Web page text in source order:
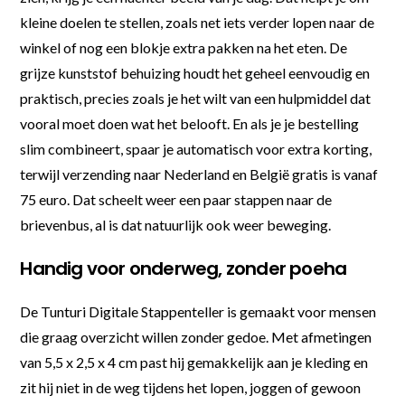
kleine doelen te stellen, zoals net iets verder lopen naar de
winkel of nog een blokje extra pakken na het eten. De
grijze kunststof behuizing houdt het geheel eenvoudig en
praktisch, precies zoals je het wilt van een hulpmiddel dat
vooral moet doen wat het belooft. En als je je bestelling
slim combineert, spaar je automatisch voor extra korting,
terwijl verzending naar Nederland en België gratis is vanaf
75 euro. Dat scheelt weer een paar stappen naar de
brievenbus, al is dat natuurlijk ook weer beweging.
Handig voor onderweg, zonder poeha
De Tunturi Digitale Stappenteller is gemaakt voor mensen
die graag overzicht willen zonder gedoe. Met afmetingen
van 5,5 x 2,5 x 4 cm past hij gemakkelijk aan je kleding en
zit hij niet in de weg tijdens het lopen, joggen of gewoon